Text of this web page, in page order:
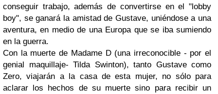
conseguir trabajo, además de convertirse en el "lobby
boy", se ganará la amistad de Gustave, uniéndose a una
aventura, en medio de una Europa que se iba sumiendo
en la guerra.
Con la muerte de Madame D (una irreconocible - por el
genial maquillaje- Tilda Swinton), tanto Gustave como
Zero, viajarán a la casa de esta mujer, no sólo para
aclarar los hechos de su muerte sino para recibir un